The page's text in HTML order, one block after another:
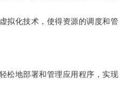
化技术，使得资源的调度和管
地部署和管理应用程序，实现